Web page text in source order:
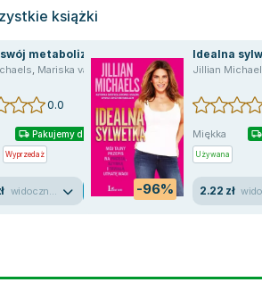
książki
metabolizm
, Mariska van Aalst , Mariska Aalst
0.0
Pakujemy dzisiaj
Wyprzedaż
-96%
Idealna
Jillian
Miękka
Używana
2.22 zł